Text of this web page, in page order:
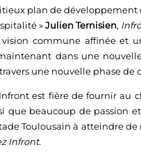
plan de
»Julien Ternisien,
vision commune affinée et
dans une
une nouvelle phase de
est fière de fournir
que beaucoup de passion
Toulousain à atteindre de
Infront.